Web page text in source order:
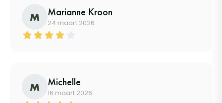
M Marianne Kroon
24 maart 2026
M Michelle
16 maart 2026